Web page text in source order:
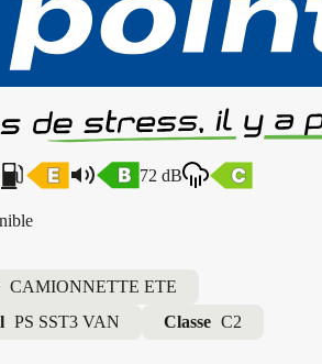
72 dB
CAMIONNETTE ETE
PS SST3 VAN Classe C2